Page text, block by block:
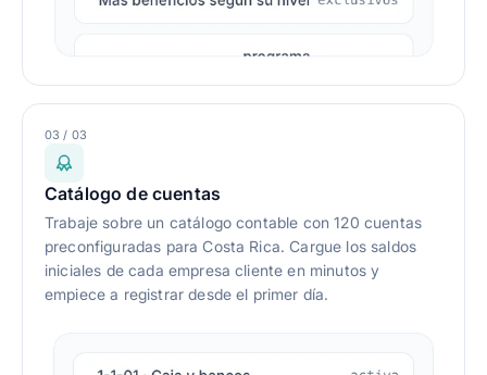
03 / 03
Catálogo de cuentas
Trabaje sobre un catálogo contable con 120 cuentas
preconfiguradas para Costa Rica. Cargue los saldos
iniciales de cada empresa cliente en minutos y
empiece a registrar desde el primer día.